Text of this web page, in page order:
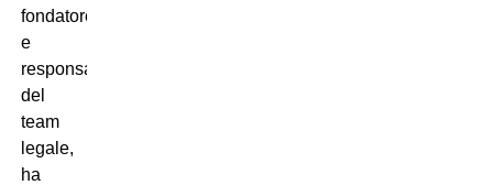
fondatore
e
responsabile
del
team
legale,
ha